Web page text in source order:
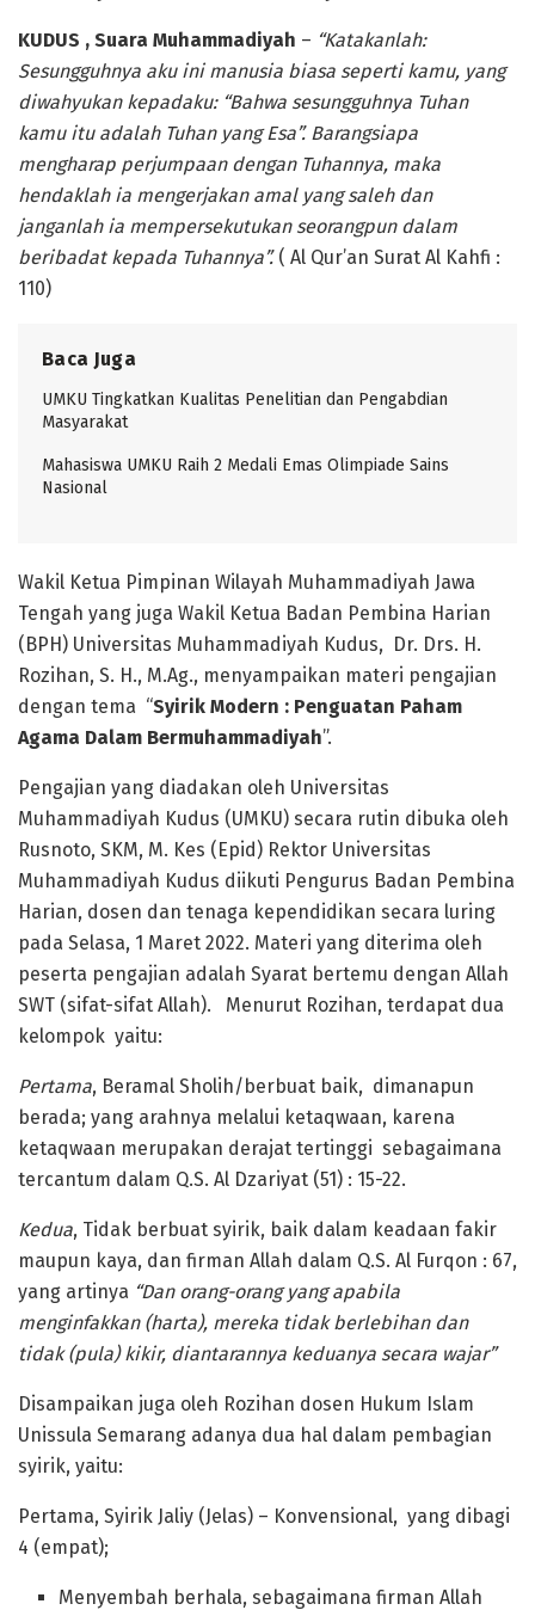
KUDUS , Suara Muhammadiyah – “Katakanlah:
Sesungguhnya aku ini manusia biasa seperti kamu, yang
diwahyukan kepadaku: “Bahwa sesungguhnya Tuhan
kamu itu adalah Tuhan yang Esa”. Barangsiapa
mengharap perjumpaan dengan Tuhannya, maka
hendaklah ia mengerjakan amal yang saleh dan
janganlah ia mempersekutukan seorangpun dalam
beribadat kepada Tuhannya”.( Al Qur’an Surat Al Kahfi :
110)
Baca Juga
UMKU Tingkatkan Kualitas Penelitian dan Pengabdian
Masyarakat
Mahasiswa UMKU Raih 2 Medali Emas Olimpiade Sains
Nasional
Wakil Ketua Pimpinan Wilayah Muhammadiyah Jawa
Tengah yang juga Wakil Ketua Badan Pembina Harian
(BPH) Universitas Muhammadiyah Kudus, Dr. Drs. H.
Rozihan, S. H., M.Ag., menyampaikan materi pengajian
dengan tema “Syirik Modern : Penguatan Paham
Agama Dalam Bermuhammadiyah”.
Pengajian yang diadakan oleh Universitas
Muhammadiyah Kudus (UMKU) secara rutin dibuka oleh
Rusnoto, SKM, M. Kes (Epid) Rektor Universitas
Muhammadiyah Kudus diikuti Pengurus Badan Pembina
Harian, dosen dan tenaga kependidikan secara luring
pada Selasa, 1 Maret 2022. Materi yang diterima oleh
peserta pengajian adalah Syarat bertemu dengan Allah
SWT (sifat-sifat Allah). Menurut Rozihan, terdapat dua
kelompok yaitu:
Pertama, Beramal Sholih/berbuat baik, dimanapun
berada; yang arahnya melalui ketaqwaan, karena
ketaqwaan merupakan derajat tertinggi sebagaimana
tercantum dalam Q.S. Al Dzariyat (51) : 15-22.
Kedua, Tidak berbuat syirik, baik dalam keadaan fakir
maupun kaya, dan firman Allah dalam Q.S. Al Furqon : 67,
yang artinya “Dan orang-orang yang apabila
menginfakkan (harta), mereka tidak berlebihan dan
tidak (pula) kikir, diantarannya keduanya secara wajar”
Disampaikan juga oleh Rozihan dosen Hukum Islam
Unissula Semarang adanya dua hal dalam pembagian
syirik, yaitu:
Pertama, Syirik Jaliy (Jelas) – Konvensional, yang dibagi
4 (empat);
Menyembah berhala, sebagaimana firman Allah